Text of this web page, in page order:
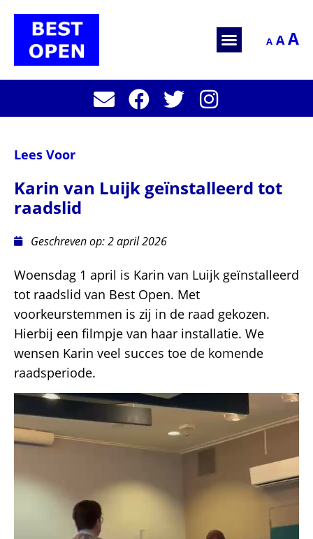
A A A
Lees Voor
Karin van Luijk geïnstalleerd tot
raadslid
Geschreven op:2 april 2026
Woensdag 1 april is Karin van Luijk geïnstalleerd
tot raadslid van Best Open. Met
voorkeurstemmen is zij in de raad gekozen.
Hierbij een filmpje van haar installatie. We
wensen Karin veel succes toe de komende
raadsperiode.